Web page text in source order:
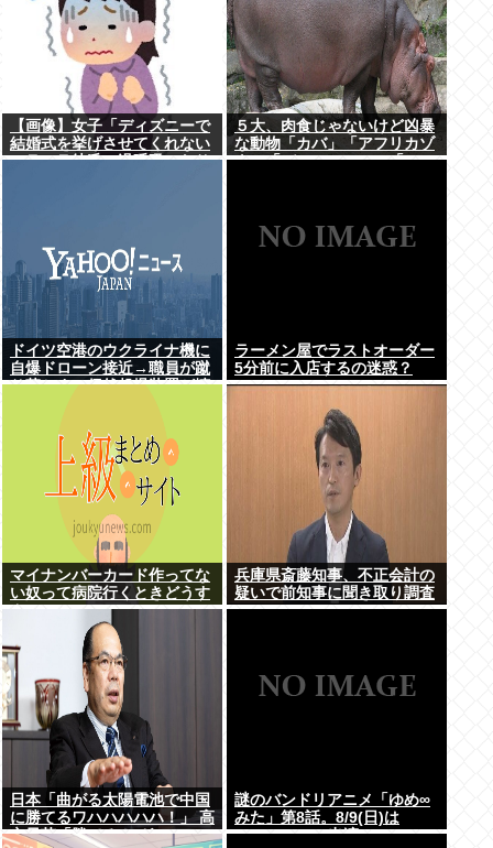
【画像】女子「ディズニーで
結婚式を挙げさせてくれない
モラハラ彼氏。過呼吸になり
５大、肉食じゃないけど凶暴
な動物「カバ」「アフリカゾ
ウ」「バッファロー」「コー
ドイツ空港のウクライナ機に
自爆ドローン接近→職員が蹴
り落とす→偶然起爆装置が壊
ラーメン屋でラストオーダー
5分前に入店するの迷惑？
マイナンバーカード作ってな
い奴って病院行くときどうす
んの
兵庫県斎藤知事、不正会計の
疑いで前知事に聞き取り調査
へ
日本「曲がる太陽電池で中国
に勝てるワハハハハハ！」 高
市早苗「勝てる！ ガハハハハ
謎のバンドリアニメ「ゆめ∞
みた」第8話。8/9(日)は
MyGO・RAS出演の